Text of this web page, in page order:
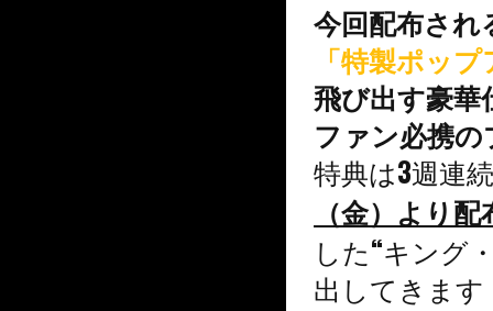
今回配布さ
「特製ポッ
飛び出す豪
ファン必携
特典は3週連
（金）より
した“キング
出してきま